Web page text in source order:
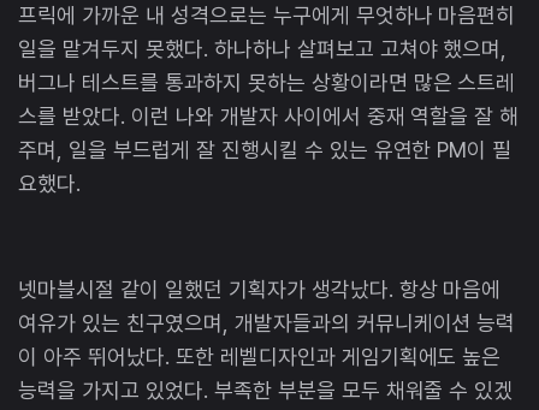
프릭에 가까운 내 성격으로는 누구에게 무엇하나 마음편히
일을 맡겨두지 못했다. 하나하나 살펴보고 고쳐야 했으며,
버그나 테스트를 통과하지 못하는 상황이라면 많은 스트레
스를 받았다. 이런 나와 개발자 사이에서 중재 역할을 잘 해
주며, 일을 부드럽게 잘 진행시킬 수 있는 유연한 PM이 필
요했다.
넷마블시절 같이 일했던 기획자가 생각났다. 항상 마음에
여유가 있는 친구였으며, 개발자들과의 커뮤니케이션 능력
이 아주 뛰어났다. 또한 레벨디자인과 게임기획에도 높은
능력을 가지고 있었다. 부족한 부분을 모두 채워줄 수 있겠